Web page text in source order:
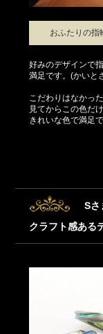
おふたりの指
好みのデザインで
満足です。(かいと
こだわりはなかっ
見てからこの色だ
きれいな色で満足
Sさ
クラフト感ある